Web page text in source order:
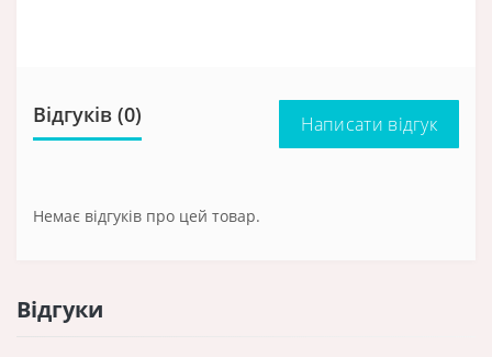
Відгуків (0) Написати відгук
Немає відгуків про цей товар.
Відгуки